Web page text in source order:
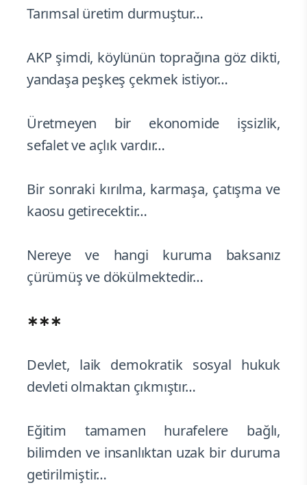
Tarımsal üretim durmuştur…
AKP şimdi, köylünün toprağına göz dikti,
yandaşa peşkeş çekmek istiyor…
Üretmeyen bir ekonomide işsizlik,
sefalet ve açlık vardır…
Bir sonraki kırılma, karmaşa, çatışma ve
kaosu getirecektir…
Nereye ve hangi kuruma baksanız
çürümüş ve dökülmektedir…
∗∗∗
Devlet, laik demokratik sosyal hukuk
devleti olmaktan çıkmıştır…
Eğitim tamamen hurafelere bağlı,
bilimden ve insanlıktan uzak bir duruma
getirilmiştir…